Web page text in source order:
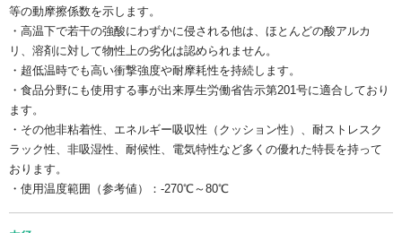
等の動摩擦係数を示します。
・高温下で若干の強酸にわずかに侵される他は、ほとんどの酸アルカ
リ、溶剤に対して物性上の劣化は認められません。
・超低温時でも高い衝撃強度や耐摩耗性を持続します。
・食品分野にも使用する事が出来厚生労働省告示第201号に適合しており
ます。
・その他非粘着性、エネルギー吸収性（クッション性）、耐ストレスク
ラック性、非吸湿性、耐候性、電気特性など多くの優れた特長を持って
おります。
・使用温度範囲（参考値）：-270℃～80℃